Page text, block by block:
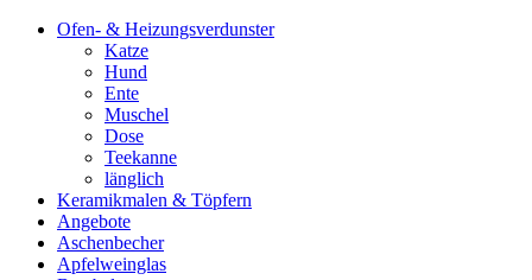
Ofen- & Heizungsverdunster
Katze
Hund
Ente
Muschel
Dose
Teekanne
länglich
Keramikmalen & Töpfern
Angebote
Aschenbecher
Apfelweinglas